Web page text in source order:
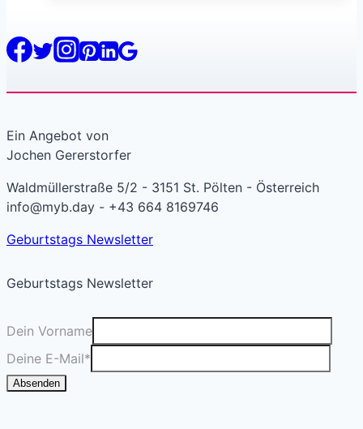
Ein Angebot von
Jochen Gererstorfer
Waldmüllerstraße 5/2 - 3151 St. Pölten - Österreich
info@myb.day - +43 664 8169746
Geburtstags Newsletter
Geburtstags Newsletter
Dein Vorname
Deine E-Mail*
Absenden